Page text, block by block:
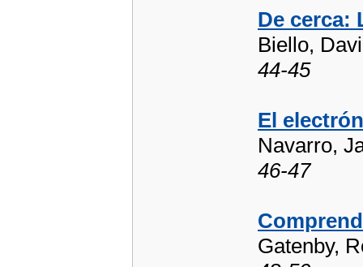
De cerca:
Biello,
44-45
El
Navarro,
46-47
Gatenby,